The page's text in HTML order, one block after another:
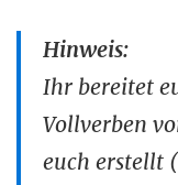
Hinweis:
Ihr bereitet
Vollverben
euch erstellt